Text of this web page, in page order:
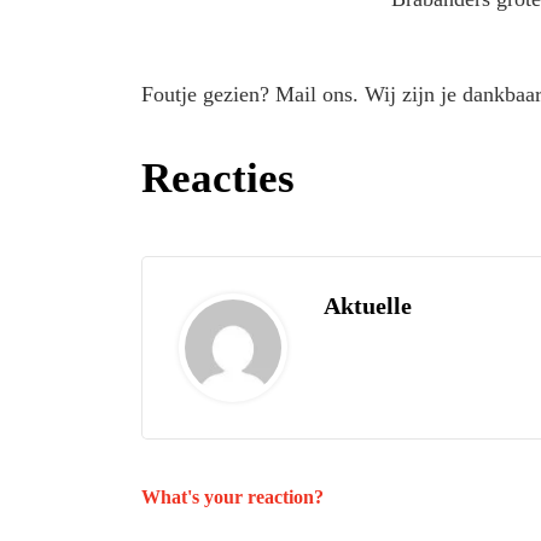
Foutje gezien? Mail ons. Wij zijn je
Reacties
Aktuelle
What's your reaction?